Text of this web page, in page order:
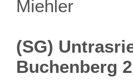
Miehler
(SG)
Buchenberg